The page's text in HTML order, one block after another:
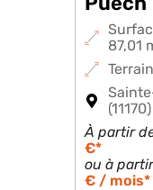
87,01
(11170)
À partir
€*
ou à
€ / mois*